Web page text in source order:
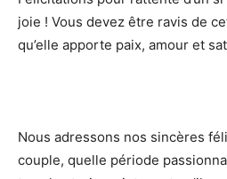
joie ! Vous devez être ravis de
qu’elle apporte paix, amour et
Nous adressons nos sincères
couple, quelle période